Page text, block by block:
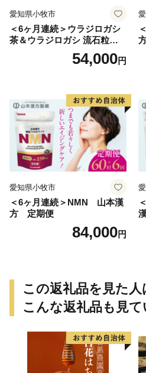
愛知県小牧市
＜6ヶ月連続＞ウラジロガシ
茶＆ウラジロガシ 流石粒
山本漢方 定期便54,000円
愛知県小牧市
＜6ヶ月連続＞NMN 山本漢
方 定期便
84,000円
この返礼品を見た人
こんな返礼品も見